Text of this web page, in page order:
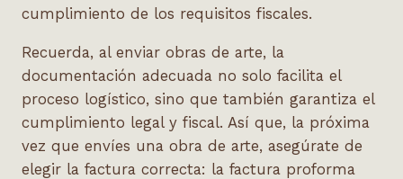
cumplimiento de los requisitos fiscales.
Recuerda, al enviar obras de arte, la
documentación adecuada no solo facilita el
proceso logístico, sino que también garantiza el
cumplimiento legal y fiscal. Así que, la próxima
vez que envíes una obra de arte, asegúrate de
elegir la factura correcta: la factura proforma